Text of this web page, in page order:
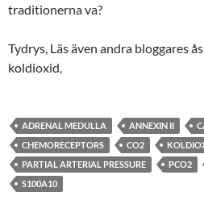
traditionerna va?
Tydrys, Läs även andra bloggares
koldioxid,
ADRENAL MEDULLA ANNEXIN II
CHEMORECEPTORS
CO2
PARTIAL ARTERIAL PRESSURE
PCO2
S100A10